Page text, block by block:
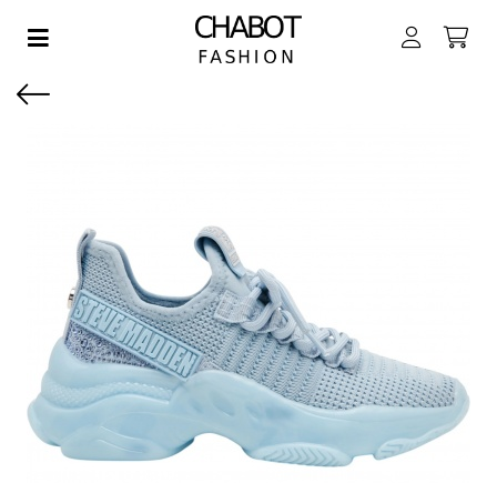
SUBMENU (DAMES)
SUBMENU (HEREN)
SUBMENU (JONGENS)
SUBMENU (MEISJES)
Toggle navigation